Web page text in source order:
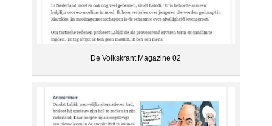
De Volkskrant Magazine 02